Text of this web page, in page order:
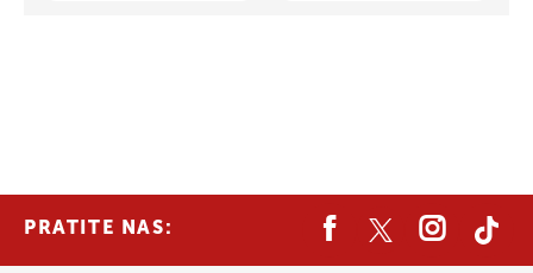
PRATITE NAS: